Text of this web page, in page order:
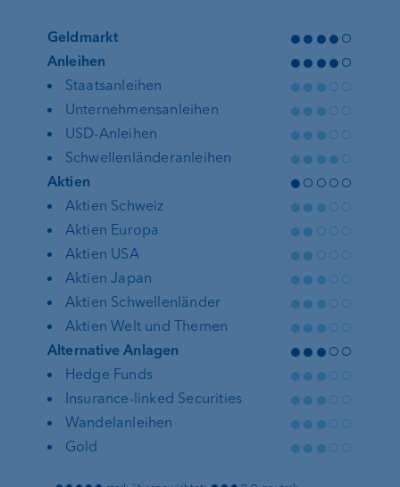
Geldmarkt ●●●●○
Anleihen ●●●●○
Staatsanleihen ●●●○○
Unternehmensanleihen ●●●○○
USD-Anleihen ●●●○○
Schwellenländeranleihen ●●●●○
Aktien ●○○○○
Aktien Schweiz ●●●○○
Aktien Europa ●●○○○
Aktien USA ●●○○○
Aktien Japan ●●●○○
Aktien Schwellenländer ●●●○○
Aktien Welt und Themen ●●●○○
Alternative Anlagen ●●●○○
Hedge Funds ●●●○○
Insurance-linked Securities ●●●○○
Wandelanleihen ●●●○○
Gold ●●●○○